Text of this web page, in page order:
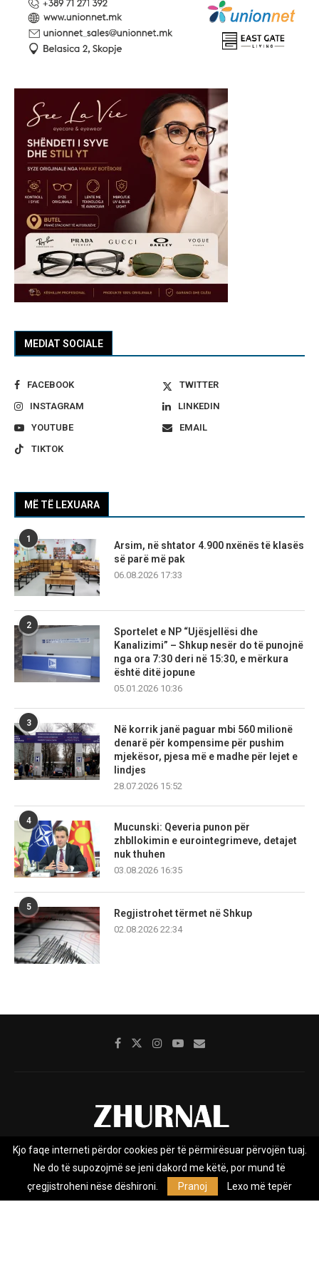
MEDIAT SOCIALE
FACEBOOK
TWITTER
INSTAGRAM
LINKEDIN
YOUTUBE
EMAIL
TIKTOK
MË TË LEXUARA
1
Arsim, në shtator 4.900 nxënës të klasës
së parë më pak
06.08.2026 17:33
2
Sportelet e NP “Ujësjellësi dhe
Kanalizimi” – Shkup nesër do të punojnë
nga ora 7:30 deri në 15:30, e mërkura
është ditë jopune
05.01.2026 10:36
3
Në korrik janë paguar mbi 560 milionë
denarë për kompensime për pushim
mjekësor, pjesa më e madhe për lejet e
lindjes
28.07.2026 15:52
4
Mucunski: Qeveria punon për
zhbllokimin e eurointegrimeve, detajet
nuk thuhen
03.08.2026 16:35
5
Regjistrohet tërmet në Shkup
02.08.2026 22:34
Rreth nesh Impresumi Marketing
Kontakt
Privacy Policy
Zhurnal.mk është Agjenci e Lajmeve e pavarur, e themeluar në vitin
Kjo faqe interneti përdor cookies për të përmirësuar përvojën tuaj.
Ne do të supozojmë se jeni dakord me këtë, por mund të
çregjistroheni nëse dëshironi.
Pranoj Lexo më tepër